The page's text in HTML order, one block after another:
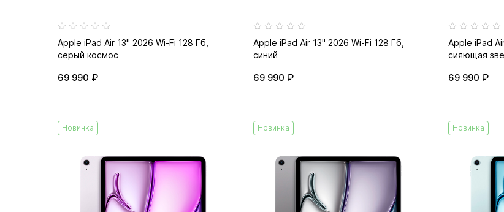
Apple iPad Air 13" 2026 Wi-Fi 128 Гб,
серый космос
69 990 ₽
Apple iPad Air 13" 2026 Wi-Fi 128 Гб,
синий
69 990 ₽
Apple iPad
сияющая
69 990 ₽
Новинка Новинка Новинка